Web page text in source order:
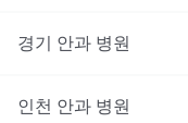
경기 안과 병원
인천 안과 병원